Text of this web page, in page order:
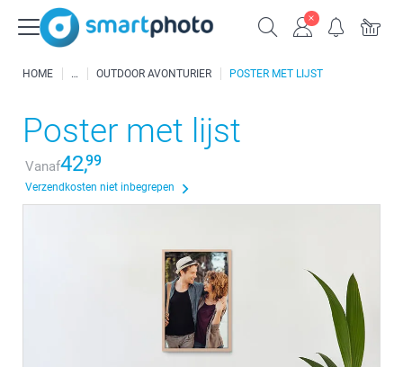
HOME OUTDOOR AVONTURIER POSTER MET LIJST
Poster met lijst
Vanaf42,99
Verzendkosten niet inbegrepen